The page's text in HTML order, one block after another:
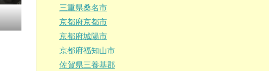
三重県桑名市
京都府京都市
京都府城陽市
京都府福知山市
佐賀県三養基郡